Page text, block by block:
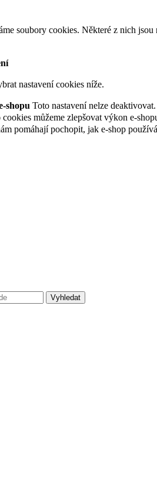
soubory cookies. Některé z nich
nastavení cookies níže.
shopu Toto nastavení nelze
můžeme zlepšovat výkon e-
pomáhají pochopit, jak e-shop
Vyhledat